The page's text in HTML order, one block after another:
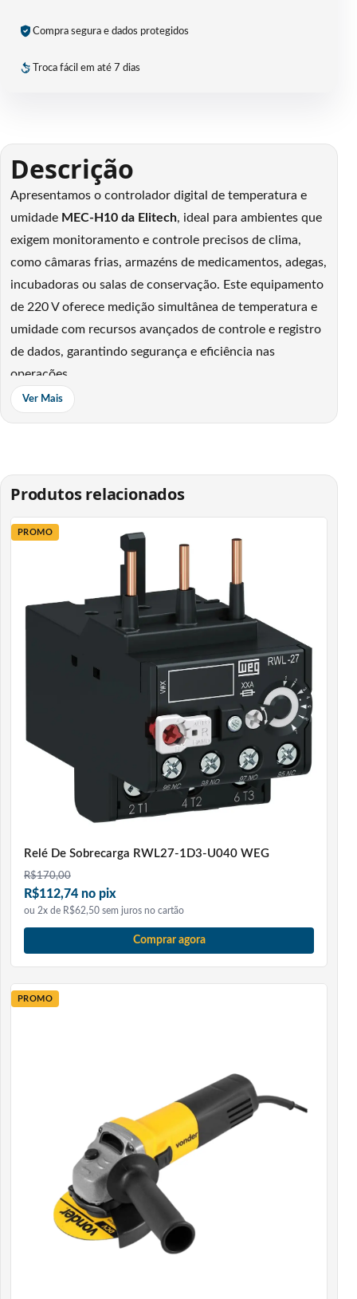
Compra segura e dados protegidos
Troca fácil em até 7 dias
Descrição
Apresentamos o controlador digital de temperatura e
umidade MEC-H10 da Elitech, ideal para ambientes que
exigem monitoramento e controle precisos de clima,
como câmaras frias, armazéns de medicamentos, adegas,
incubadoras ou salas de conservação. Este equipamento
de 220 V oferece medição simultânea de temperatura e
umidade com recursos avançados de controle e registro
de dados, garantindo segurança e eficiência nas
operações.
Este controlador permite manter condições ideais e
de umidade de 0 % a 99,9 % UR com precisão de ±5 %
UR. A alimentação é 230 VAC ±10% (50/60Hz) e o
consumo é inferior a 5 W, refletindo baixo impacto no
consumo elétrico. As dimensões externas são 132 x 43 x
61,5 mm, com recorte de painel recomendado de 112 x
Entre os principais benefícios, destacam-se o controle
simultâneo de temperatura e umidade, cinco saídas de
relé independentes para compressor, ventilador,
aquecimento ou desumidificação, luz ou umidificação e
ventilador de umidificação. Isso permite montar sistemas
completos de climatização e conservação com apenas
um equipamento. O sensor de umidade é à prova de
condensação, o que aumenta a confiabilidade em
ambientes com alta umidade.
umidade), iluminação integrada, botão liga e desliga,
modo ECO (monitoramento sem atuação de saídas),
bloqueio de teclas para evitar alterações indevidas e
registro de dados via USB para histórico e controle de
desempenho. O menu de parâmetros permite definir set-
points, diferenciais, atrasos, degelo, filtros e alarmes,
adaptando o controlador a cada aplicação específica.
ventilação, umidificação ou desumidificação. Ideal para
câmaras de conservação de alimentos, salas de
medicamentos, adegas, estufas, entre outros. A
facilidade de uso e a confiabilidade técnica garantem
estabilidade operacional e economia, reduzindo
desperdícios e falhas. O fato de reunir temperatura e
umidade em um único equipamento reduz custos de
instalação e integração.
Ver Mais
Produtos relacionados
PROMO
Relé De Sobrecarga RWL27-1D3-U040 WEG
R$170,00
R$112,74 no pix
ou 2x de R$62,50 sem juros no cartão
Comprar agora
PROMO